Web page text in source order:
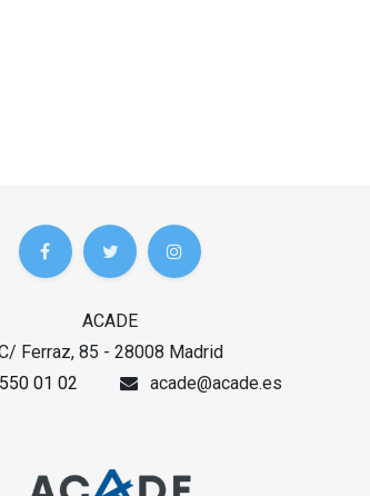
ACADE
Ferraz, 85 - 28008 Madrid
01 02
acade@acade.es